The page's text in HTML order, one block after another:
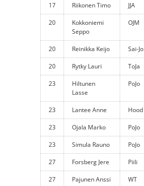
17 Riikonen Timo JJA
20
Kokkoniemi
Seppo
OJM
20 Reinikka Keijo Sai-Jo
20 Rytky Lauri ToJa
23
Hiltunen
Lasse
PoJo
23 Lantee Anne Hood
23 Ojala Marko PoJo
23 Simula Rauno PoJo
27 Forsberg Jere Piili
27 Pajunen Anssi WT